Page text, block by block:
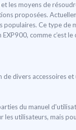
les moyens de
proposées.
Ce type de
comme c’est le
divers accessoires
du manuel
utilisateurs, mais